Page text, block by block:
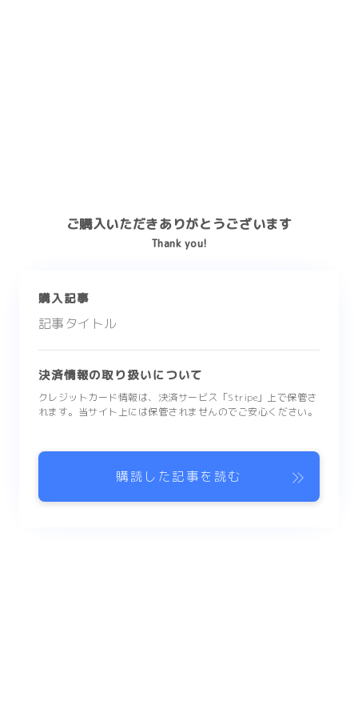
ご購入いただきありがとうございます
Thank you!
購入記事
記事タイトル
決済情報の取り扱いについて
クレジットカード情報は、決済サービス「Stripe」上で保管さ
れます。当サイト上には保管されませんのでご安心ください。
購読した記事を読む